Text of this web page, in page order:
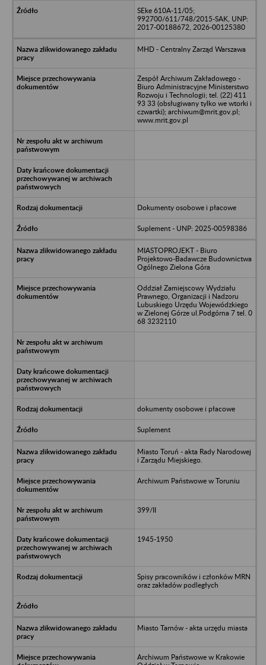
SEke 610A-11/05;
992700/611/748/2015-SAK, UNP:
2017-00188672, 2026-00125380
MHD - Centralny Zarząd Warszawa
Zespół Archiwum Zakładowego -
Biuro Administracyjne Ministerstwo
Rozwoju i Technologii; tel. (22) 411
93 33 (obsługiwany tylko we wtorki i
czwartki); archiwum@mrit.gov.pl;
www.mrit.gov.pl
Dokumenty osobowe i płacowe
Suplement - UNP: 2025-00598386
MIASTOPROJEKT - Biuro
Projektowo-Badawcze Budownictwa
Ogólnego Zielona Góra
Oddział Zamiejscowy Wydziału
Prawnego, Organizacji i Nadzoru
Lubuskiego Urzędu Wojewódzkiego
w Zielonej Górze ul.Podgórna 7 tel. 0
68 3232110
dokumenty osobowe i płacowe
Suplement
Miasto Toruń - akta Rady Narodowej
i Zarządu Miejskiego.
Archiwum Państwowe w Toruniu
399/II
1945-1950
Spisy pracowników i członków MRN
oraz zakładów podległych
Miasto Tarnów - akta urzędu miasta
Archiwum Państwowe w Krakowie